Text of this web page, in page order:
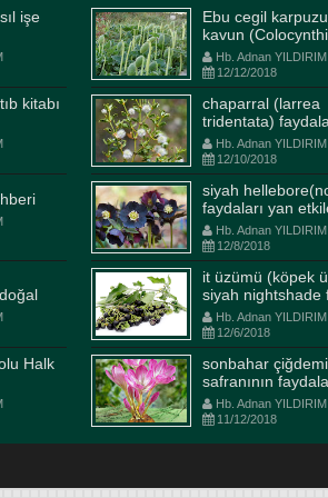
ev yapımı öksürük
Hb. Adnan YILDIRIM 10/20/2014
Bu yazı ile öksürük konusunda
size ve ailenize yardımcı
umuyoruz. Bu ev yapımı
şurubu bizim evde gayet güzel
sonuç veriyor umarım sizlerde
yazımızda soğu...
işe
kitabı
Halk
Ebu cegil karpuzu
kavun
Fructus) faydaları
etkileri kullanım
Hb. Adnan YILDIRIM
12/12/2018
chaparral (larrea
tridentata)
etkileri kullanım
Hb. Adnan YILDIRIM
12/10/2018
siyah
faydaları yan
kullanım şekli
etkileşimi
Hb. Adnan YILDIRIM
12/8/2018
it üzümü (köpek
siyah nightshade
yan etkileri
Hb. Adnan YILDIRIM
12/6/2018
sonbahar
safranının
etkileri kullanım
Hb. Adnan YILDIRIM
11/12/2018